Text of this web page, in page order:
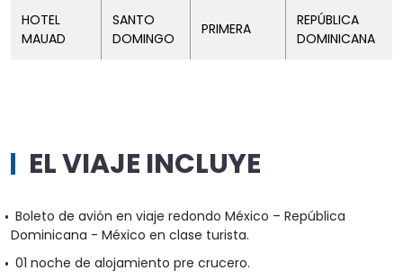
HOTEL
MAUAD
SANTO
DOMINGO
PRIMERA
REPÚBLICA
DOMINICANA
EL VIAJE INCLUYE
Boleto de avión en viaje redondo México – República
Dominicana - México en clase turista.
01 noche de alojamiento pre crucero.